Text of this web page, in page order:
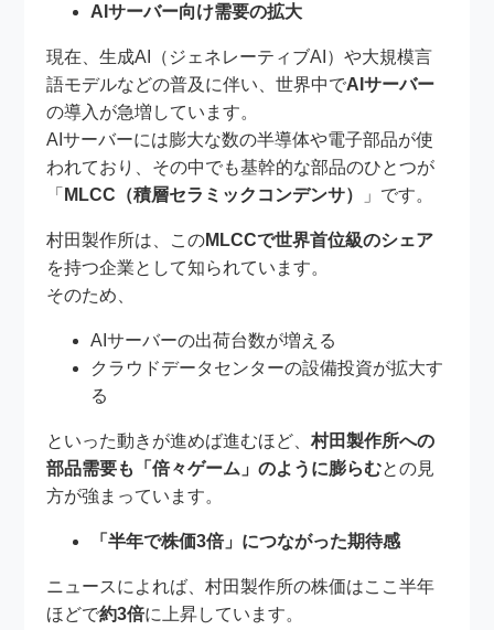
AIサーバー向け需要の拡大
現在、生成AI（ジェネレーティブAI）や大規模言
語モデルなどの普及に伴い、世界中でAIサーバー
の導入が急増しています。
AIサーバーには膨大な数の半導体や電子部品が使
われており、その中でも基幹的な部品のひとつが
「 MLCC（積層セラミックコンデンサ） 」です。
村田製作所は、このMLCCで世界首位級のシェア
を持つ企業として知られています。
そのため、
AIサーバーの出荷台数が増える
クラウドデータセンターの設備投資が拡大す
る
といった動きが進めば進むほど、村田製作所への
部品需要も「倍々ゲーム」のように膨らむとの見
方が強まっています。
「半年で株価3倍」につながった期待感
ニュースによれば、村田製作所の株価はここ半年
ほどで約3倍に上昇しています。